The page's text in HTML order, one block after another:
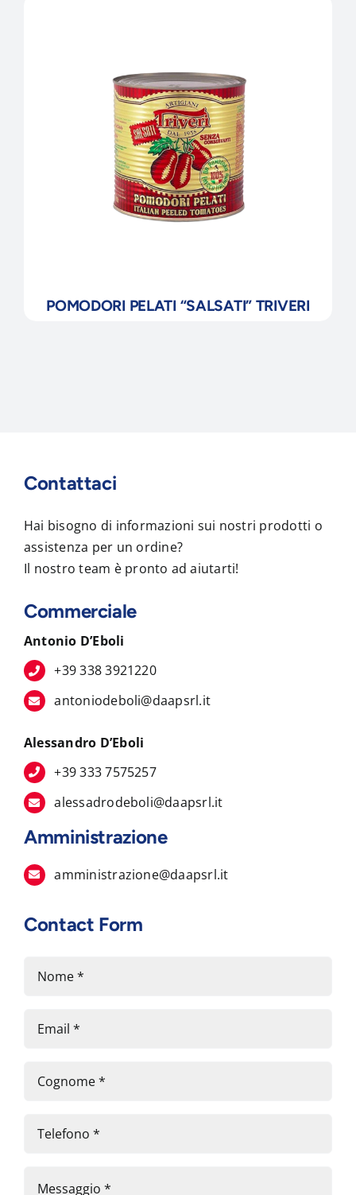
POMODORI PELATI “SALSATI” TRIVERI
Contattaci
Hai bisogno di informazioni sui nostri prodotti o
assistenza per un ordine?
Il nostro team è pronto ad aiutarti!
Commerciale
Antonio D’Eboli
+39 338 3921220
antoniodeboli@daapsrl.it
Alessandro D’Eboli
+39 333 7575257
alessadrodeboli@daapsrl.it
Amministrazione
amministrazione@daapsrl.it
Contact Form